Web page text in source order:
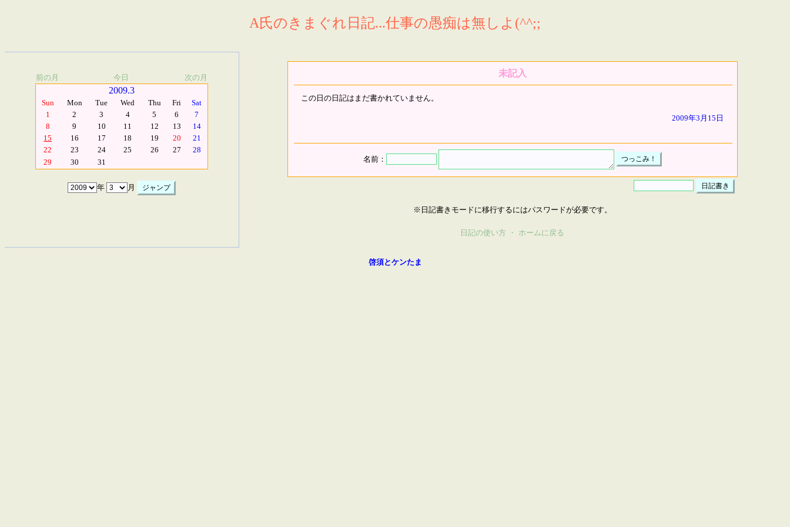
A氏のきまぐれ日記...仕事の愚痴は無しよ(^^;;
前の月 今日 次の月
2009.3
Sun Mon Tue Wed Thu Fri
Sat
1
2 3 4 5 6
7
8
9 10 11 12 13
14
15
16 17 18 19 20
21
22
23 24 25 26 27
28
29
30 31
年 月
未記入
この日の日記はまだ書かれていません。
2009年3月15日
名前：
※日記書きモードに移行するにはパスワードが必要です。
日記の使い方 ・ ホームに戻る
啓須とケンたま